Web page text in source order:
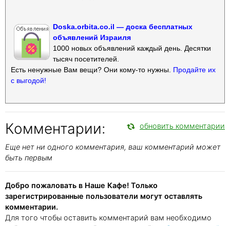
Doska.orbita.co.il — доска бесплатных
объявлений Израиля
1000 новых объявлений каждый день. Десятки
тысяч посетителей.
Есть ненужные Вам вещи? Они кому-то нужны. Продайте их
с выгодой!
Комментарии: обновить комментарии
Еще нет ни одного комментария, ваш комментарий может
быть первым
Добро пожаловать в Наше Кафе! Только
зарегистрированные пользователи могут оставлять
комментарии.
Для того чтобы оставить комментарий вам необходимо